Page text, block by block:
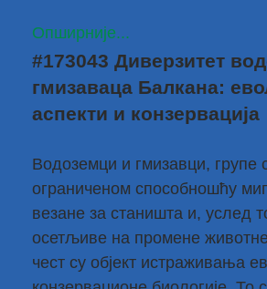
Опширније...
#173043 Диверзитет
гмизаваца Балкана:
аспекти и конзервација
Водоземци и гмизавци, групе
ограниченом способношћу
везане за станишта и, услед
осетљиве на промене
чест су објект истраживања